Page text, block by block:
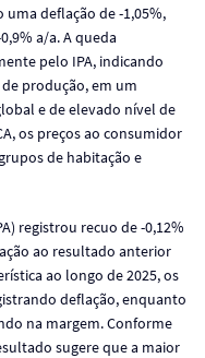
deflação de -1,05%,
a/a. A queda
pelo IPA, indicando
produção, em um
e de elevado nível de
os preços ao consumidor
de habitação e
registrou recuo de -0,12%
ao resultado anterior
ao longo de 2025, os
deflação, enquanto
na margem. Conforme
sugere que a maior